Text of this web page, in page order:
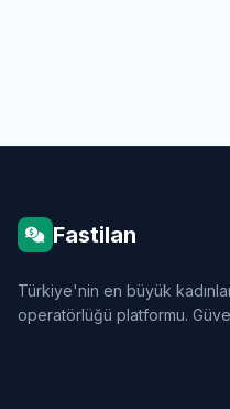
Fastilan
Türkiye'nin en büyük
operatörlüğü platformu.